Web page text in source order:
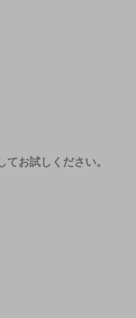
てお試しください。